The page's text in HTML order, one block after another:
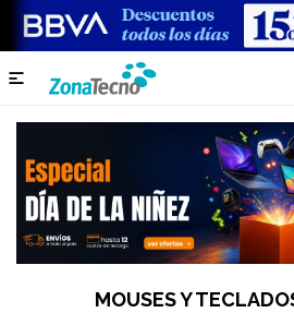

MOUSES Y